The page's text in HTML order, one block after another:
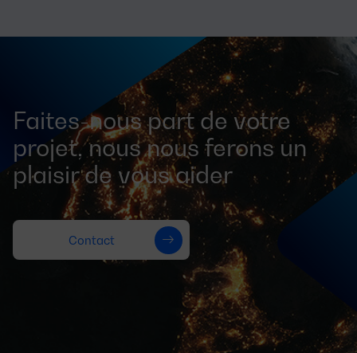
Faites-nous part de votre
projet, nous nous ferons un
plaisir de vous aider
Contact